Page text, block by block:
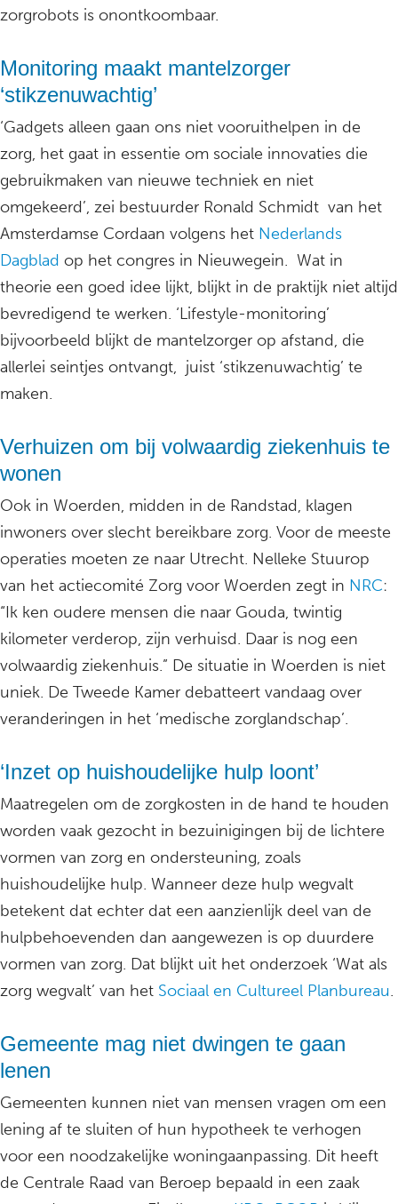
zorgrobots is onontkoombaar.
Monitoring maakt mantelzorger
‘stikzenuwachtig’
‘Gadgets alleen gaan ons niet vooruithelpen in de
zorg, het gaat in essentie om sociale innovaties die
gebruikmaken van nieuwe techniek en niet
omgekeerd’, zei bestuurder Ronald Schmidt van het
Amsterdamse Cordaan volgens het Nederlands
Dagblad op het congres in Nieuwegein. Wat in
theorie een goed idee lijkt, blijkt in de praktijk niet altijd
bevredigend te werken. ‘Lifestyle-monitoring’
bijvoorbeeld blijkt de mantelzorger op afstand, die
allerlei seintjes ontvangt, juist ‘stikzenuwachtig’ te
maken.
Verhuizen om bij volwaardig ziekenhuis te
wonen
Ook in Woerden, midden in de Randstad, klagen
inwoners over slecht bereikbare zorg. Voor de meeste
operaties moeten ze naar Utrecht. Nelleke Stuurop
van het actiecomité Zorg voor Woerden zegt in NRC:
“Ik ken oudere mensen die naar Gouda, twintig
kilometer verderop, zijn verhuisd. Daar is nog een
volwaardig ziekenhuis.” De situatie in Woerden is niet
uniek. De Tweede Kamer debatteert vandaag over
veranderingen in het ‘medische zorglandschap’.
‘Inzet op huishoudelijke hulp loont’
Maatregelen om de zorgkosten in de hand te houden
worden vaak gezocht in bezuinigingen bij de lichtere
vormen van zorg en ondersteuning, zoals
huishoudelijke hulp. Wanneer deze hulp wegvalt
betekent dat echter dat een aanzienlijk deel van de
hulpbehoevenden dan aangewezen is op duurdere
vormen van zorg. Dat blijkt uit het onderzoek ‘Wat als
zorg wegvalt’ van het Sociaal en Cultureel Planbureau.
Gemeente mag niet dwingen te gaan
lenen
Gemeenten kunnen niet van mensen vragen om een
lening af te sluiten of hun hypotheek te verhogen
voor een noodzakelijke woningaanpassing. Dit heeft
de Centrale Raad van Beroep bepaald in een zaak